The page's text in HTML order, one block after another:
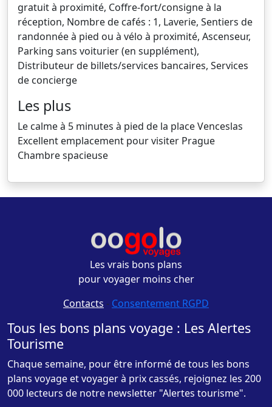
gratuit à proximité, Coffre-fort/consigne à la
réception, Nombre de cafés : 1, Laverie, Sentiers de
randonnée à pied ou à vélo à proximité, Ascenseur,
Parking sans voiturier (en supplément),
Distributeur de billets/services bancaires, Services
de concierge
Les plus
Le calme à 5 minutes à pied de la place Venceslas
Excellent emplacement pour visiter Prague
Chambre spacieuse
Les vrais bons plans
pour voyager moins cher
Contacts - Consentement RGPD
Tous les bons plans voyage : Les Alertes
Tourisme
Chaque semaine, pour être informé de tous les bons
plans voyage et voyager à prix cassés, rejoignez les 200
000 lecteurs de notre newsletter "Alertes tourisme".